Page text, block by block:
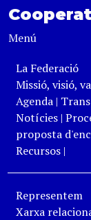
Menú
La Federació
Missió, visió,
Agenda |
Notícies |
proposta
Recursos|
Representem
Xarxa